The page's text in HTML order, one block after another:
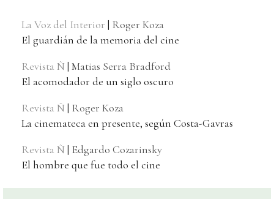
La Voz del Interior | Roger Koza
El guardián de la memoria del cine
Revista Ñ | Matias Serra Bradford
El acomodador de un siglo oscuro
Revista Ñ | Roger Koza
La cinemateca en presente, según Costa-Gavras
Revista Ñ | Edgardo Cozarinsky
El hombre que fue todo el cine